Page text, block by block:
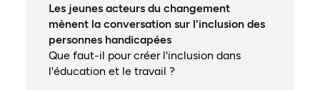
Les jeunes acteurs du changement
mènent la conversation sur l'inclusion des
personnes handicapées
Que faut-il pour créer l'inclusion dans
l'éducation et le travail ?